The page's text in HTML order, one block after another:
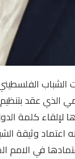
الذي عقد
لإلقاء كلمة
اعتماد وثيقة
في الامم